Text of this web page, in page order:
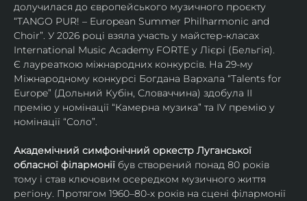
долучилася до європейського музичного проєкту
“TANGO PUR! – European Summer Philharmonic and
Choir”. У 2026 році взяла участь у майстер-класах
International Music Academy FORTE у Лієрі (Бельгія).
Є лауреаткою міжнародних конкурсів. На 29-му
Міжнародному конкурсі Богдана Вархала “Talents for
Europe” (Дольний Кубін, Словаччина) здобула ІІ
премію у номінації “Камерна музика” та IV премію у
номінації “Соло”.
Академічний симфонічний оркестр Луганської
обласної філармонії був створений понад 80 років
тому і став ключовим осередком музичного життя
регіону. Протягом 1960–80-х років на сцені філармонії